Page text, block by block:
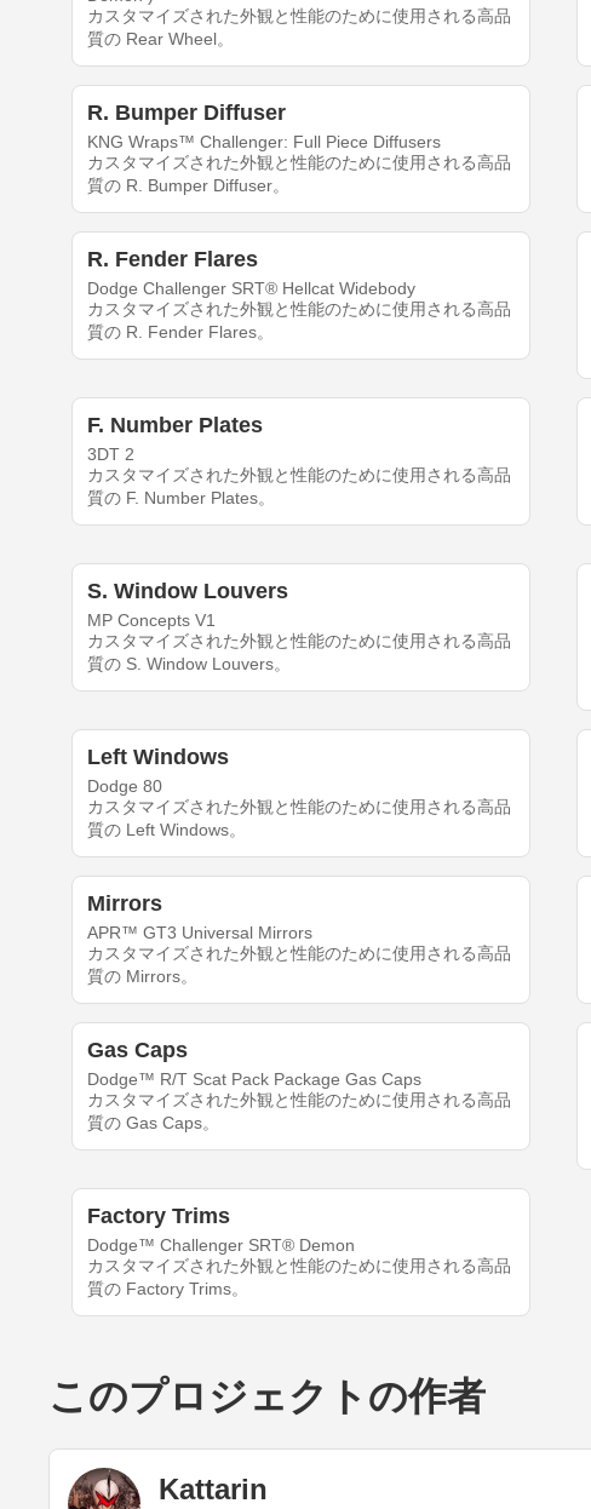
カスタマイズされた外観と性能のために使用される高品
質の Rear Wheel。
R. Bumper Diffuser
KNG Wraps™ Challenger: Full Piece Diffusers
カスタマイズされた外観と性能のために使用される高品
質の R. Bumper Diffuser。
R. Fender Flares
Dodge Challenger SRT® Hellcat Widebody
カスタマイズされた外観と性能のために使用される高品
質の R. Fender Flares。
F. Number Plates
3DT 2
カスタマイズされた外観と性能のために使用される高品
質の F. Number Plates。
S. Window Louvers
MP Concepts V1
カスタマイズされた外観と性能のために使用される高品
質の S. Window Louvers。
Left Windows
Dodge 80
カスタマイズされた外観と性能のために使用される高品
質の Left Windows。
Mirrors
APR™ GT3 Universal Mirrors
カスタマイズされた外観と性能のために使用される高品
質の Mirrors。
Gas Caps
Dodge™ R/T Scat Pack Package Gas Caps
カスタマイズされた外観と性能のために使用される高品
質の Gas Caps。
Factory Trims
Dodge™ Challenger SRT® Demon
カスタマイズされた外観と性能のために使用される高品
質の Factory Trims。
このプロジェクトの作者
Kattarin